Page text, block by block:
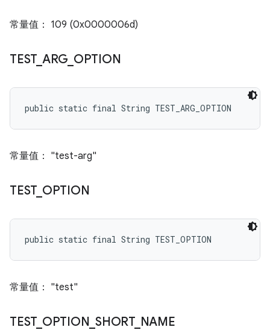
常量值： 109 (0x0000006d)
TEST_ ARG OPTION
public static final String TEST_ARG_OPTION
常量值： "test-arg"
TEST_ OPTION
public static final String TEST_OPTION
常量值： "test"
TEST_ OPTION SHORT_ NAME